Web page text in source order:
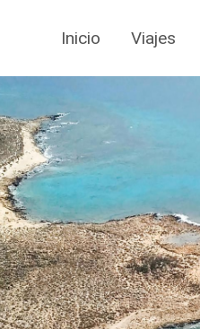
Inicio Viajes